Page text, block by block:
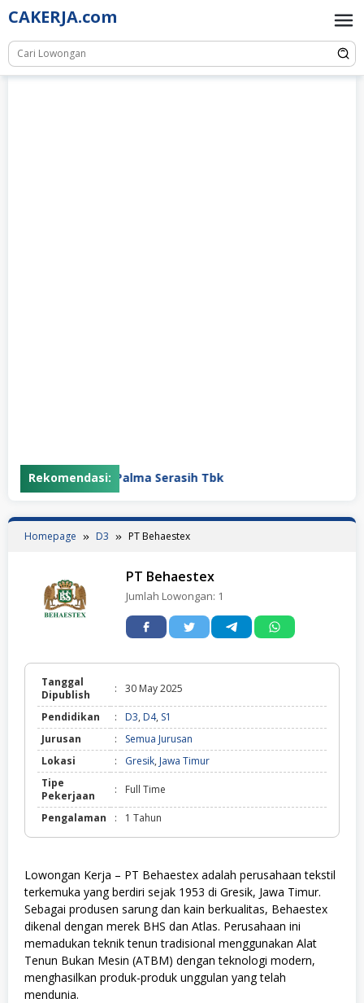
Skip
to
content
CAKERJA.com
Rekomendasi:PT Palma Serasih Tbk
Homepage D3 PT Behaestex
PT Behaestex
Jumlah Lowongan: 1
Tanggal
Dipublish
: 30 May 2025
Pendidikan : D3, D4, S1
Jurusan
:
Semua Jurusan
Lokasi
: Gresik, Jawa Timur
Tipe
Pekerjaan
: Full Time
Pengalaman : 1 Tahun
Lowongan Kerja – PT Behaestex adalah perusahaan tekstil
terkemuka yang berdiri sejak 1953 di Gresik, Jawa Timur.
Sebagai produsen sarung dan kain berkualitas, Behaestex
dikenal dengan merek BHS dan Atlas. Perusahaan ini
memadukan teknik tenun tradisional menggunakan Alat
Tenun Bukan Mesin (ATBM) dengan teknologi modern,
menghasilkan produk-produk unggulan yang telah
mendunia.